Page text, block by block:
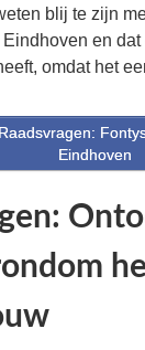
blij te zijn
en
omdat het
Eindhoven